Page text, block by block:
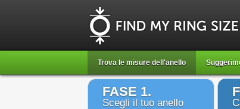
Trova le misure dell'anello
FASE 1.
Scegli il tuo anello